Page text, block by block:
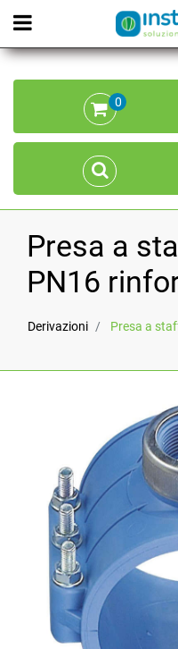
Open menu
0
Presa a
PN16
Derivazioni Presa a